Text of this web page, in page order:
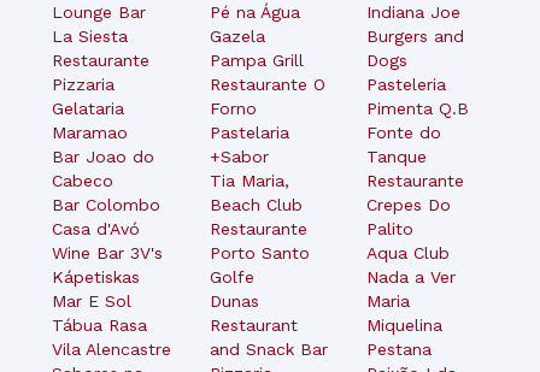
Lounge Bar
La Siesta
Restaurante
Pizzaria
Gelataria
Maramao
Bar Joao do
Cabeco
Bar Colombo
Casa d'Avó
Wine Bar 3V's
Kápetiskas
Mar E Sol
Tábua Rasa
Vila Alencastre
Pé na Água
Gazela
Pampa Grill
Restaurante O
Forno
Pastelaria
+Sabor
Tia Maria,
Beach Club
Restaurante
Porto Santo
Golfe
Dunas
Restaurant
and Snack Bar
Indiana Joe
Burgers and
Dogs
Pasteleria
Pimenta Q.B
Fonte do
Tanque
Restaurante
Crepes Do
Palito
Aqua Club
Nada a Ver
Maria
Miquelina
Pestana